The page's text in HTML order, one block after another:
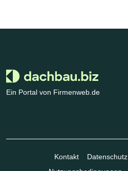
Ein Portal von Firmenweb.de
Kontakt Datenschutz